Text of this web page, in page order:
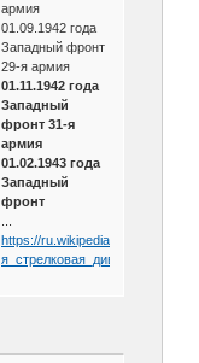
армия
01.09.1942 года
Западный фронт
29-я армия
01.11.1942 года
Западный
фронт 31-я
армия
01.02.1943 года
Западный
фронт
https://ru.wikipedia.org/wiki/246-
я_стрелковая_дивизия